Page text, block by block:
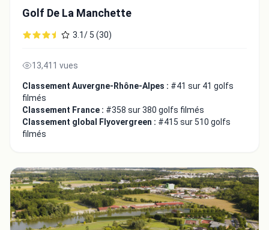
Golf De La Manchette
3.1/ 5 (30)
13,411 vues
Classement Auvergne-Rhône-Alpes : #41 sur 41 golfs
filmés
Classement France : #358 sur 380 golfs filmés
Classement global Flyovergreen : #415 sur 510 golfs
filmés